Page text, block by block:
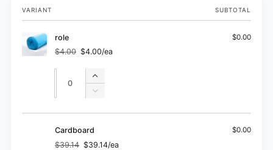
Your
cart
VARIANT SUBTOTAL
role
Regular
price
$4.00
Sale
price
$4.00/ea
$0.00
Quantity
Increase
quantity
role
Decrease
Cardboard
$39.14 $39.14/ea
$0.00